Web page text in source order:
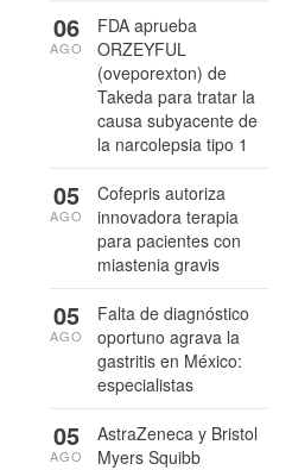
FDA aprueba
ORZEYFUL
(oveporexton) de
Takeda para tratar la
causa subyacente de
la narcolepsia tipo 1
06
AGO
Cofepris autoriza
innovadora terapia
para pacientes con
miastenia gravis
05
AGO
Falta de diagnóstico
oportuno agrava la
gastritis en México:
especialistas
05
AGO
AstraZeneca y Bristol
Myers Squibb
05
AGO